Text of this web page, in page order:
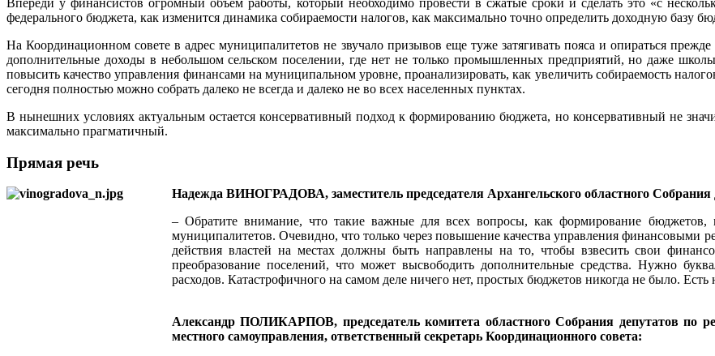
федерального бюджета, как изменится динамика собираемости налогов, как максимально точно определить доходную базу
На Координационном совете в адрес муниципалитетов не звучало призывов еще туже затягивать пояса и опираться
дополнительные доходы в небольшом сельском поселении, где нет не только промышленных предприятий, но даже
повысить качество управления финансами на муниципальном уровне, проанализировать, как увеличить собираемость
сегодня полностью можно собрать далеко не всегда и далеко не во всех населенных пунктах.
В нынешних условиях актуальным остается консервативный подход к формированию бюджета, но консервативный не
максимально прагматичный.
Прямая речь
Надежда ВИНОГРАДОВА, заместитель председателя Архангельского областного Собрания
– Обратите внимание, что такие важные для всех вопросы, как формирование
муниципалитетов. Очевидно, что только через повышение качества управления
действия властей на местах должны быть направлены на то, чтобы взвесить свои
преобразование поселений, что может высвободить дополнительные средства. Нужно
расходов. Катастрофичного на самом деле ничего нет, простых бюджетов никогда не было.
Александр ПОЛИКАРПОВ, председатель комитета областного Собрания депутатов по
местного самоуправления, ответственный секретарь Координационного совета: